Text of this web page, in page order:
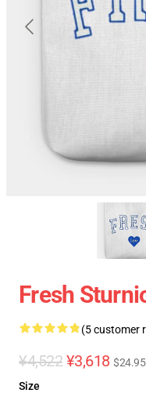
Fresh
(5 customer
¥4,522 ¥3,618 $24.95
Size